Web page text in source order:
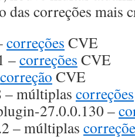
das correções mais
correções CVE
–correções CVE
correção CVE
– múltiplas correções
27.0.0.130 –
– múltiplas